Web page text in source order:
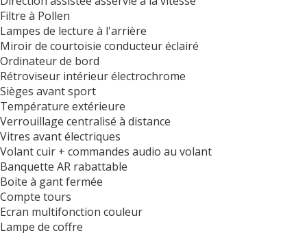
Filtre à Pollen
Lampes de lecture à l'arrière
Miroir de courtoisie conducteur éclairé
Ordinateur de bord
Rétroviseur intérieur électrochrome
Sièges avant sport
Température extérieure
Verrouillage centralisé à distance
Vitres avant électriques
Volant cuir + commandes audio au volant
Banquette AR rabattable
Boite à gant fermée
Compte tours
Ecran multifonction couleur
Lampe de coffre